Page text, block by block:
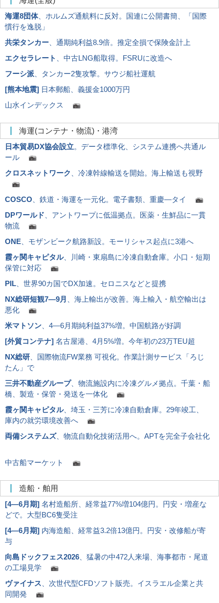
海運8団体、ホルムズ通航料に反対。国連に公開書簡、「国際
慣行を逸脱」
共栄タンカー 、通期純利益8.9倍。推定全損で保険金計上
エクセラレート
、中古LNG船取得。FSRUに改造へ
フーシ派 、タンカー2隻攻撃。サウジ船社運航
[熊本地震] 日本郵船、義援金1000万円
山水インデックス
海運(コンテナ・物流)・港湾
日本貿易DX協会設立。データ標準化、システム連携へ共通ル
ール
クロスネットワーク
、冷凍幹線輸送を開始。海上輸送も視野
COSCO 、鉄道・海運を一元化。電子書類、重慶―タイ
DPワールド 、アントワープに低温拠点。医薬・生鮮品に一貫
物流
ONE 、モザンビーク航路新設。モーリシャス起点に3港へ
霞ヶ関キャピタル、川崎・東扇島に冷凍自動倉庫。小口・短期
保管に対応
PIL 、世界90カ国でDX加速。セロニスなどと提携
NX総研短観7―9月
、海上輸出が改善。海上輸入・航空輸出は
悪化
米マトソン 、4―6月期純利益37%増。中国航路が好調
[外貿コンテナ] 名古屋港、4月5%増。今年初の23万TEU超
NX総研 、国際物流FW業務 可視化。作業計測サービス「ろじ
たん」で
三井不動産グループ、物流施設内に冷凍グルメ拠点。千葉・船
橋、製造・保管・発送を一体化
霞ヶ関キャピタル、埼玉・三芳に冷凍自動倉庫。29年竣工、
庫内の就労環境改善へ
両備システムズ、物流自動化技術活用へ。APTを完全子会社化
中古船マーケット
造船・舶用
[4―6月期] 名村造船所、経常益77%増104億円。円安・増産な
どで。大型BC6隻受注
[4―6月期] 内海造船、経常益3.2倍13億円。円安・改修船が寄
与
向島ドックフェス2026 、猛暑の中472人来場、海事都市・尾道
の工場見学
ヴァイナス 、次世代型CFDソフト販売。イスラエル企業と共
同開発